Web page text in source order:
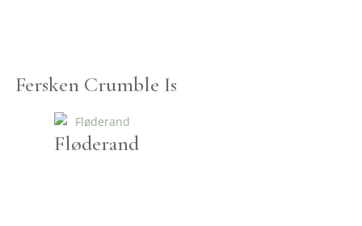
Fersken Crumble Is
Fløderand